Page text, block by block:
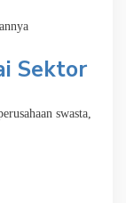
Sektor
swasta,